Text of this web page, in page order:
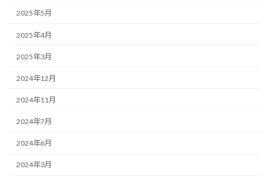
2025年5月
2025年4月
2025年3月
2024年12月
2024年11月
2024年7月
2024年6月
2024年3月